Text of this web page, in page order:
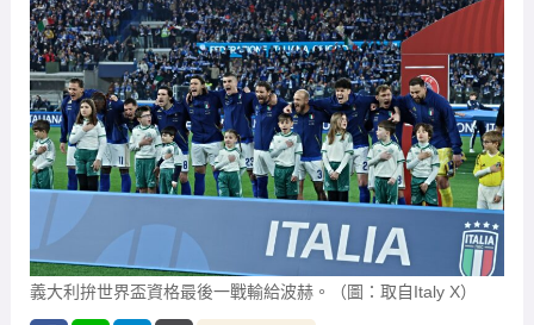
義大利拚世界盃資格最後一戰輸給波赫。（圖：取自Italy X）